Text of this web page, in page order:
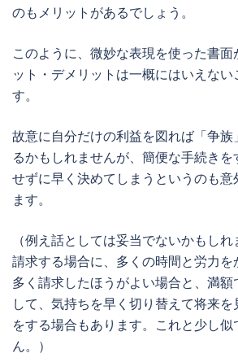
のもメリットがあるでしょう。
このように、微妙な表現を使った書面
ット・デメリットは一概にはいえない
す。
故意に自分だけの利益を図れば「争族
るかもしれませんが、簡便な手続きを
せずに早く決めてしまうというのも意
ます。
（例え話としては妥当でないかもし
請求する場合に、多くの時間と労力を
多く請求したほうがよい場合と、満
して、気持ちを早く切り替えて将来
をする場合もあります。これと少し
ん。）